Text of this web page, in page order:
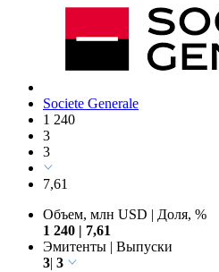
Societe Generale
1 240
3
3
7,61
Объем, млн USD | Доля, %
1 240 | 7,61
Эмитенты | Выпуски
3| 3